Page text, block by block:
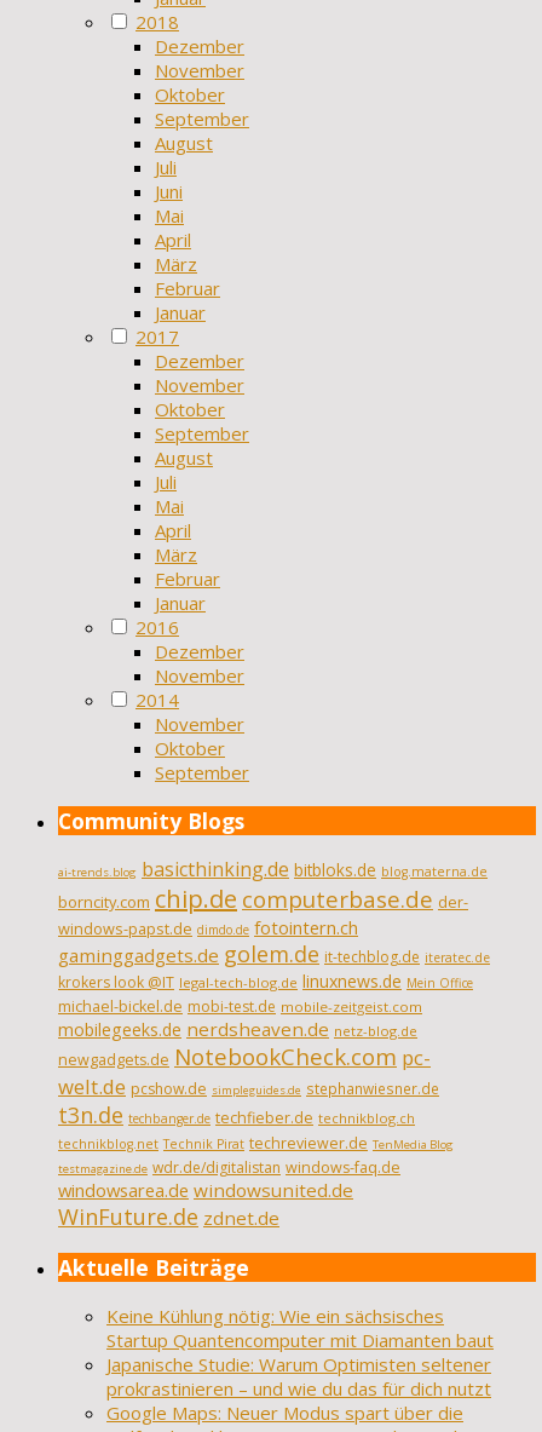
2018
Dezember
November
Oktober
September
August
Juli
Juni
Mai
April
März
Februar
Januar
2017
Dezember
November
Oktober
September
August
Juli
Mai
April
März
Februar
Januar
2016
Dezember
November
2014
November
Oktober
September
Community Blogs
ai-trends.blog basicthinking.de bitbloks.de blog.materna.de
borncity.com chip.de computerbase.de der-
windows-papst.de dimdo.de fotointern.ch
gaminggadgets.de golem.de it-techblog.de iteratec.de
krokers look @IT legal-tech-blog.de linuxnews.de Mein Office
michael-bickel.de mobi-test.de mobile-zeitgeist.com
mobilegeeks.de nerdsheaven.de netz-blog.de
newgadgets.de NotebookCheck.com pc-
welt.de pcshow.de simpleguides.de stephanwiesner.de
t3n.de techbanger.de techfieber.de technikblog.ch
technikblog.net Technik Pirat techreviewer.de TenMedia Blog
testmagazine.de wdr.de/digitalistan windows-faq.de
windowsarea.de windowsunited.de
WinFuture.de zdnet.de
Aktuelle Beiträge
Keine Kühlung nötig: Wie ein sächsisches
Startup Quantencomputer mit Diamanten baut
Japanische Studie: Warum Optimisten seltener
prokrastinieren – und wie du das für dich nutzt
Google Maps: Neuer Modus spart über die